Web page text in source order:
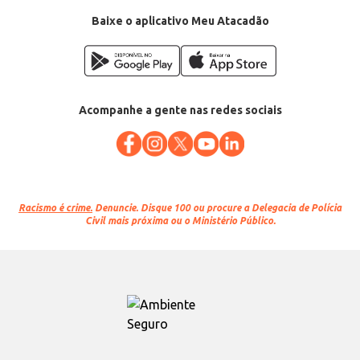
Baixe o aplicativo Meu Atacadão
Acompanhe a gente nas redes sociais
Racismo é crime. Denuncie. Disque 100 ou procure a Delegacia de Polícia
Civil mais próxima ou o Ministério Público.